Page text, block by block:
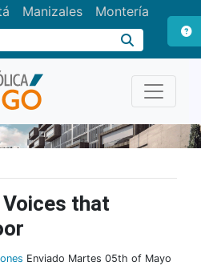
Manizales Montería
that
Enviado Martes 05th of Mayo